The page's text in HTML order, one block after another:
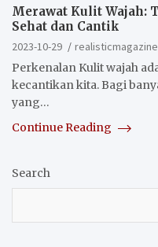
Merawat Kulit Wajah:
Sehat dan Cantik
2023-10-29
realisticmagazine
Perkenalan Kulit wajah
kecantikan kita. Bagi
yang…
Continue Reading
Search